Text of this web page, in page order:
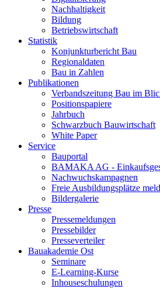
Nachhaltigkeit
Bildung
Betriebswirtschaft
Statistik
Konjunkturbericht Bau
Regionaldaten
Bau in Zahlen
Publikationen
Verbandszeitung Bau im
Positionspapiere
Jahrbuch
Schwarzbuch Bauwirtschaft
White Paper
Service
Bauportal
BAMAKA AG -
Nachwuchskampagnen
Freie Ausbildungsplätze
Bildergalerie
Presse
Pressemeldungen
Pressebilder
Presseverteiler
Bauakademie Ost
Seminare
E-Learning-Kurse
Inhouseschulungen